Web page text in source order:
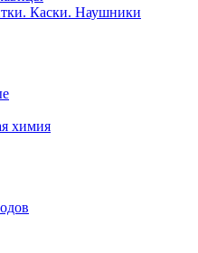
Каски. Наушники
химия